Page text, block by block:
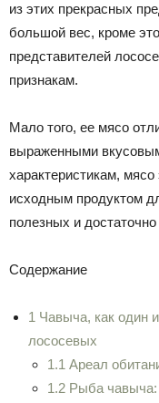
из этих прекрасных
большой вес, кроме
представителей
признакам.
Мало того, ее мясо
выраженными
характеристикам,
исходным продуктом
полезных и
Содержание
1 Чавыча, как один
лососевых
1.1 Ареал
1.2 Рыба чавыча: